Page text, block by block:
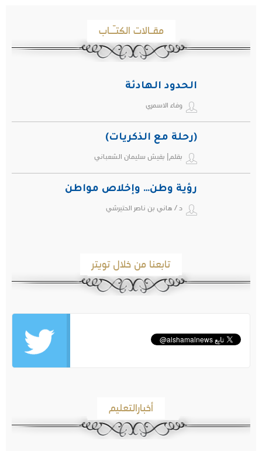
مقـالات الكتـّـاب
الحدود الهادئة
وفاء الاسمري
(رحلة مع الذكريات)
بقلم| بقيش سليمان الشعباني
رؤية وطن… وإخلاص مواطن
د / هاني بن ناصر الحتيرشي
تابعنا من خلال تويتر
أخبارالتعليم